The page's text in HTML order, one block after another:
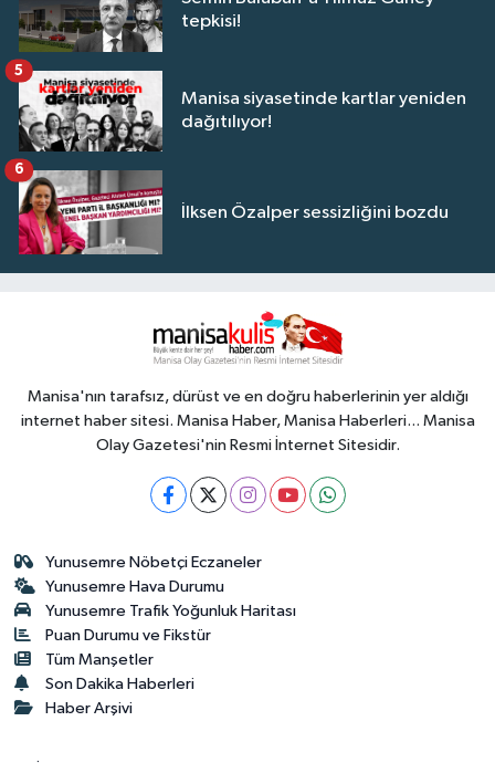
tepkisi!
Manisa siyasetinde kartlar yeniden
dağıtılıyor!
5
İlksen Özalper sessizliğini bozdu
6
Manisa'nın tarafsız, dürüst ve en doğru haberlerinin yer aldığı
internet haber sitesi. Manisa Haber, Manisa Haberleri... Manisa
Olay Gazetesi'nin Resmi İnternet Sitesidir.
Yunusemre Nöbetçi Eczaneler
Yunusemre Hava Durumu
Yunusemre Trafik Yoğunluk Haritası
Puan Durumu ve Fikstür
Tüm Manşetler
Son Dakika Haberleri
Haber Arşivi